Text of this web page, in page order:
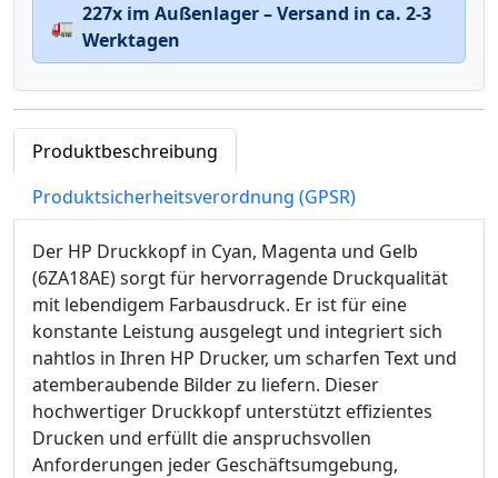
🚛
227x im Außenlager – Versand in ca. 2-3
Werktagen
Produktbeschreibung
Produktsicherheitsverordnung (GPSR)
Der HP Druckkopf in Cyan, Magenta und Gelb
(6ZA18AE) sorgt für hervorragende Druckqualität
mit lebendigem Farbausdruck. Er ist für eine
konstante Leistung ausgelegt und integriert sich
nahtlos in Ihren HP Drucker, um scharfen Text und
atemberaubende Bilder zu liefern. Dieser
hochwertiger Druckkopf unterstützt effizientes
Drucken und erfüllt die anspruchsvollen
Anforderungen jeder Geschäftsumgebung,